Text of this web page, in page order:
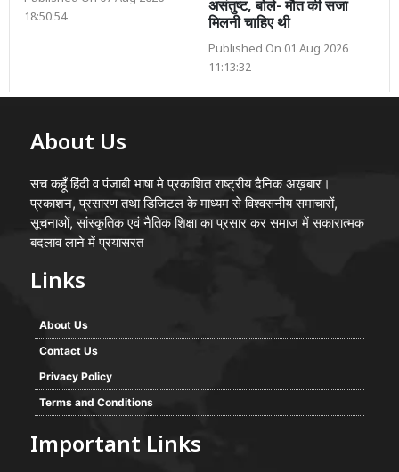
18:50:54
असंतुष्ट, बोले- मौत की सजा
मिलनी चाहिए थी
Published On 01 Aug 2026
11:13:32
About Us
सच कहूँ हिंदी व पंजाबी भाषा मे प्रकाशित राष्ट्रीय दैनिक अख़बार।
प्रकाशन, प्रसारण तथा डिजिटल के माध्यम से विश्वसनीय समाचारों,
सूचनाओं, सांस्कृतिक एवं नैतिक शिक्षा का प्रसार कर समाज में सकारात्मक
बदलाव लाने में प्रयासरत
Links
About Us
Contact Us
Privacy Policy
Terms and Conditions
Important Links